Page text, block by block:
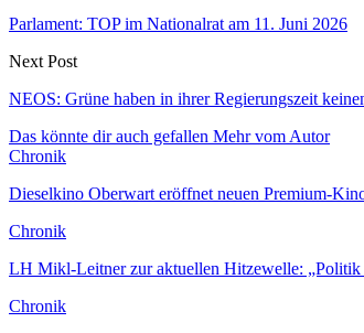
Parlament: TOP im Nationalrat am 11. Juni 2026
Next Post
NEOS: Grüne haben in ihrer Regierungszeit
Das könnte dir auch gefallen Mehr vom Autor
Chronik
Dieselkino Oberwart eröffnet neuen Premium-
Chronik
LH Mikl-Leitner zur aktuellen Hitzewelle: „Politik
Chronik